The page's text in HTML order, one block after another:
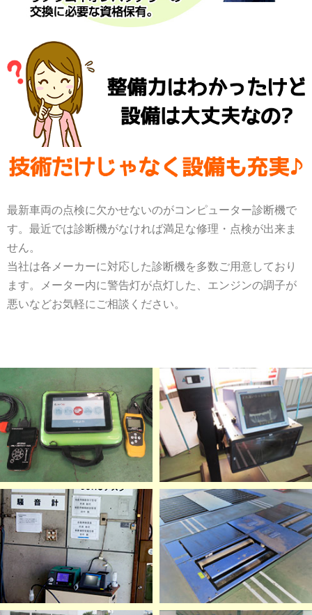
最新車両の点検に欠かせないのがコンピューター診断機で
す。最近では診断機がなければ満足な修理・点検が出来ま
せん。
当社は各メーカーに対応した診断機を多数ご用意しており
ます。メーター内に警告灯が点灯した、エンジンの調子が
悪いなどお気軽にご相談ください。